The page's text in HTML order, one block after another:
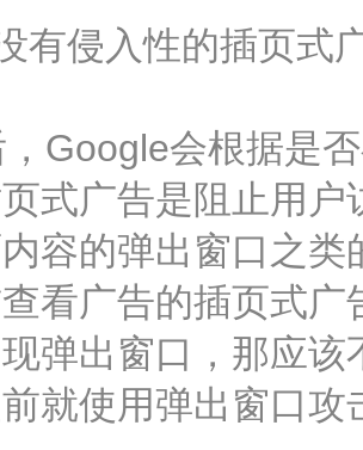
有侵入性的插页式
Google会根据是
式广告是阻止用
容的弹出窗口之
看广告的插页式
弹出窗口，那应
就使用弹出窗口攻